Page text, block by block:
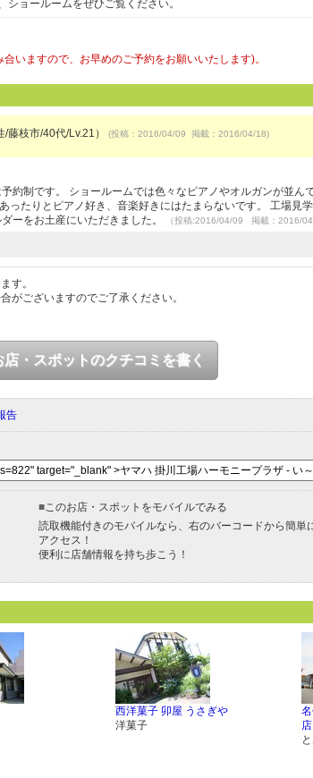
ョールームをぜひご覧ください。
いますので、お早めのご予約をお願いいたします)。
/藤枝市/40代/Lv.21） (投稿：2016/04/09 掲載：2016/04/18)
約制です。 ショールームでは色々なピアノやオルガンが並ん
ったりとピアノ好き、音楽好きにはたまらないです。 工場見
ーをお土産にいただきました。
（投稿:2016/04/09 掲載：2016/04/
す。
がございますのでご了承ください。
店・スポットのクチコミを書く
告
■このお店・スポットをモバイルでみる
読取機能付きのモバイルなら、右のバーコードから簡単
アクセス！
便利に店舗情報を持ち歩こう！
西洋菓子 卯屋 うさぎや
洋菓子
店